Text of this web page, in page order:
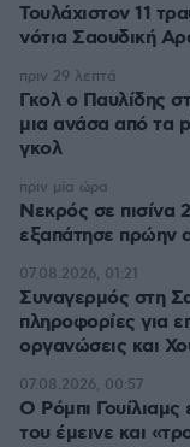
Τουλάχιστον 11
νότια Σαουδική
Γκολ ο Παυλίδης
μια ανάσα από τα
γκολ
πριν 29 λεπτά
Νεκρός σε πισίνα
εξαπάτησε πρώην
πριν μία ώρα
Συναγερμός στη
πληροφορίες για
οργανώσεις και
07.08.2026, 01:21
Ο Ρόμπι
του έμεινε και
07.08.2026, 00:57